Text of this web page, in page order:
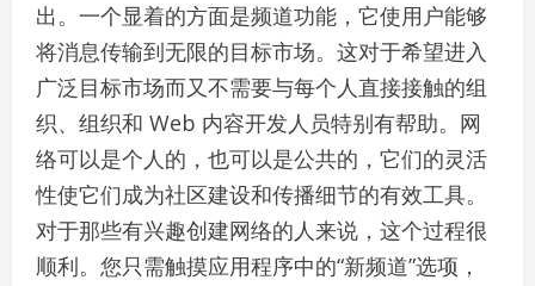
出。一个显着的方面是频道功能，它使用户能够
将消息传输到无限的目标市场。这对于希望进入
广泛目标市场而又不需要与每个人直接接触的组
织、组织和 Web 内容开发人员特别有帮助。网
络可以是个人的，也可以是公共的，它们的灵活
性使它们成为社区建设和传播细节的有效工具。
对于那些有兴趣创建网络的人来说，这个过程很
顺利。您只需触摸应用程序中的“新频道”选项，